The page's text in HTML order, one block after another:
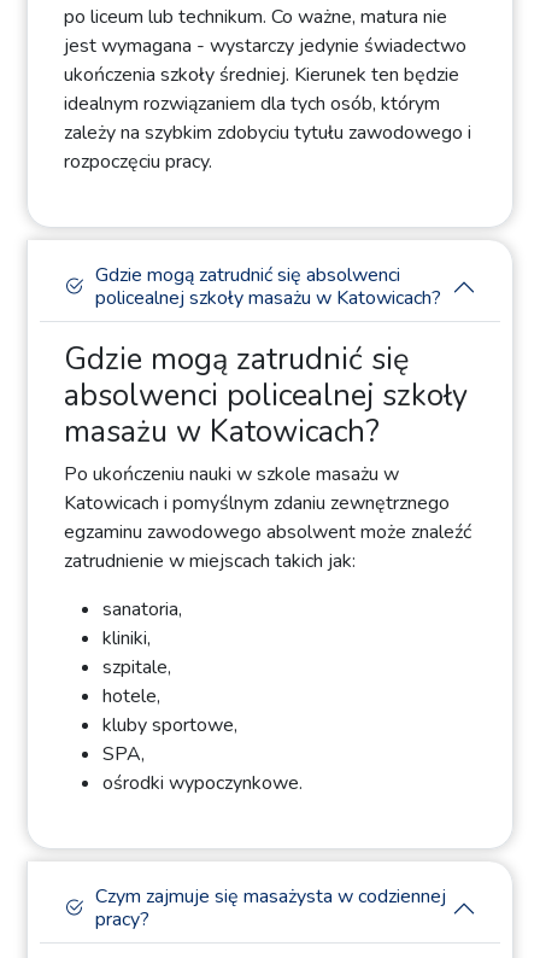
po liceum lub technikum. Co ważne, matura nie
jest wymagana - wystarczy jedynie świadectwo
ukończenia szkoły średniej. Kierunek ten będzie
idealnym rozwiązaniem dla tych osób, którym
zależy na szybkim zdobyciu tytułu zawodowego i
rozpoczęciu pracy.
Gdzie mogą zatrudnić się absolwenci
policealnej szkoły masażu w Katowicach?
Gdzie mogą zatrudnić się
absolwenci policealnej szkoły
masażu w Katowicach?
Po ukończeniu nauki w szkole masażu w
Katowicach i pomyślnym zdaniu zewnętrznego
egzaminu zawodowego absolwent może znaleźć
zatrudnienie w miejscach takich jak:
sanatoria,
kliniki,
szpitale,
hotele,
kluby sportowe,
SPA,
ośrodki wypoczynkowe.
Czym zajmuje się masażysta w codziennej
pracy?